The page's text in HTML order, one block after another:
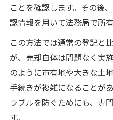
ことを確認します。その後
認情報を用いて法務局で所
この方法では通常の登記と
が、売却自体は問題なく実
のように市有地や大きな土
手続きが複雑になることが
ラブルを防ぐためにも、専
す。